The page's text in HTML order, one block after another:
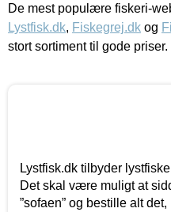
De mest populære fiskeri-
Lystfisk.dk, Fiskegrej.dk og
stort sortiment til gode priser.
Lystfisk.dk tilbyder
Det skal være muligt at
”sofaen” og bestille alt